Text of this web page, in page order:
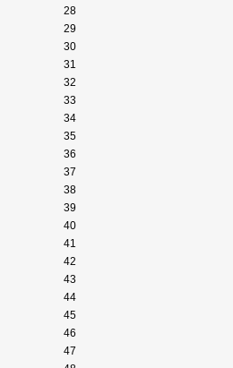
28
29
30
31
32
33
34
35
36
37
38
39
40
41
42
43
44
45
46
47